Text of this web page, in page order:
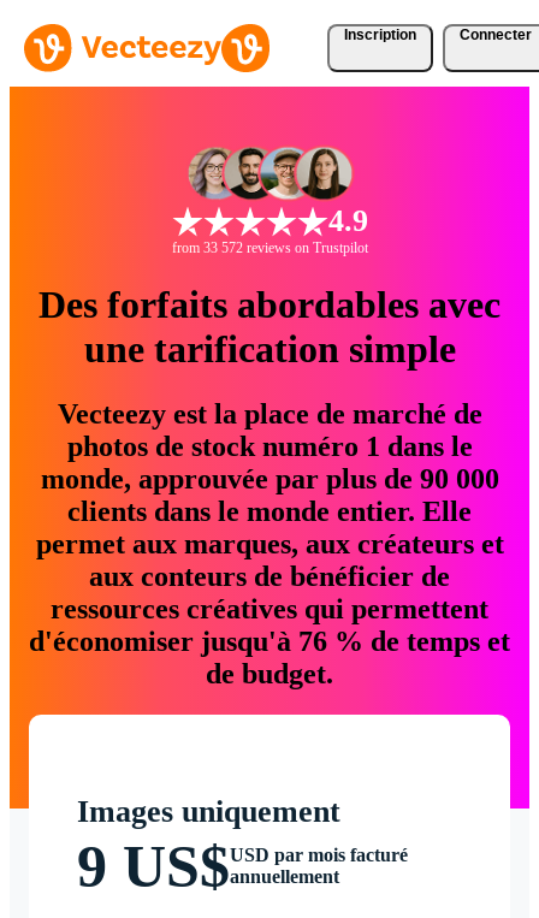
Inscription Connecter
4.9
from 33 572 reviews on Trustpilot
Des forfaits abordables avec
une tarification simple
Vecteezy est la place de marché de
photos de stock numéro 1 dans le
monde, approuvée par plus de 90 000
clients dans le monde entier. Elle
permet aux marques, aux créateurs et
aux conteurs de bénéficier de
ressources créatives qui permettent
d'économiser jusqu'à 76 % de temps et
de budget.
Images uniquement
9 US$USD par mois facturé
annuellement